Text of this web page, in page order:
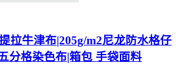
拉牛津布|205g/m2尼龙防水格仔
分格染色布|箱包 手袋面料